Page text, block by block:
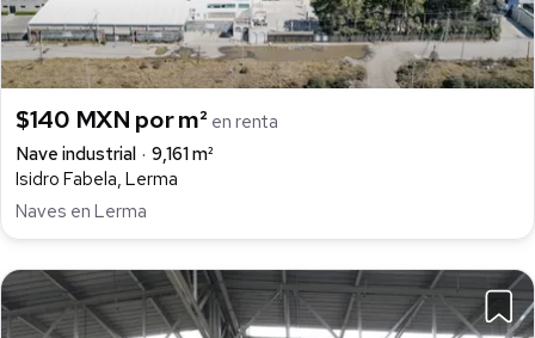
$140 MXN por m² en renta
Nave industrial
9,161 m²
Isidro Fabela, Lerma
Naves en Lerma